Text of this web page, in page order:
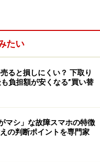
が独壇場です。
たい
ると損しにくい？ 下取り
負担額が安くなる”買い替
マシ」な故障スマホの特徴
の判断ポイントを専門家